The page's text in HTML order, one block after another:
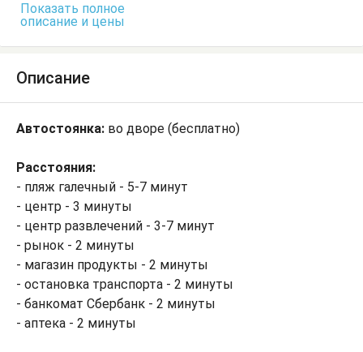
Показать полное
описание и цены
Описание
Автостоянка: во дворе (бесплатно)
Расстояния:
- пляж галечный - 5-7 минут
- центр - 3 минуты
- центр развлечений - 3-7 минут
- рынок - 2 минуты
- магазин продукты - 2 минуты
- остановка транспорта - 2 минуты
- банкомат Сбербанк - 2 минуты
- аптека - 2 минуты